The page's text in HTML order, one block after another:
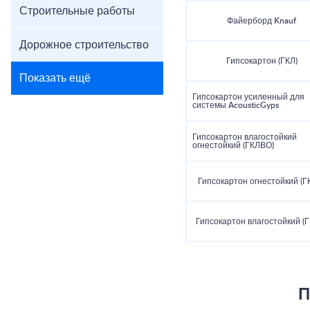
Строительные работы
Дорожное строительство
Показать ещё
Файерборд Knauf
Гипсокартон (ГКЛ)
Гипсокартон усиленный для
системы AcousticGyps
Гипсокартон влагостойкий
огнестойкий (ГКЛВО)
Гипсокартон огнестойкий
Гипсокартон влагостойкий